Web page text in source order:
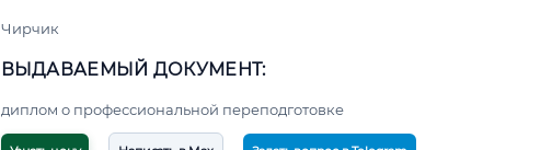
Чирчик
ВЫДАВАЕМЫЙ ДОКУМЕНТ:
диплом о профессиональной переподготовке